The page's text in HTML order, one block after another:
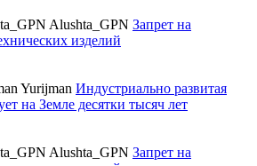
Alushta_GPN Запрет на
изделий
Yurijman Индустриально развитая
на Земле десятки тысяч лет
Alushta_GPN Запрет на